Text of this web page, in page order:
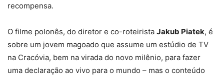
recompensa.
O filme polonês, do diretor e co-roteirista Jakub Piatek, é
sobre um jovem magoado que assume um estúdio de TV
na Cracóvia, bem na virada do novo milênio, para fazer
uma declaração ao vivo para o mundo – mas o conteúdo